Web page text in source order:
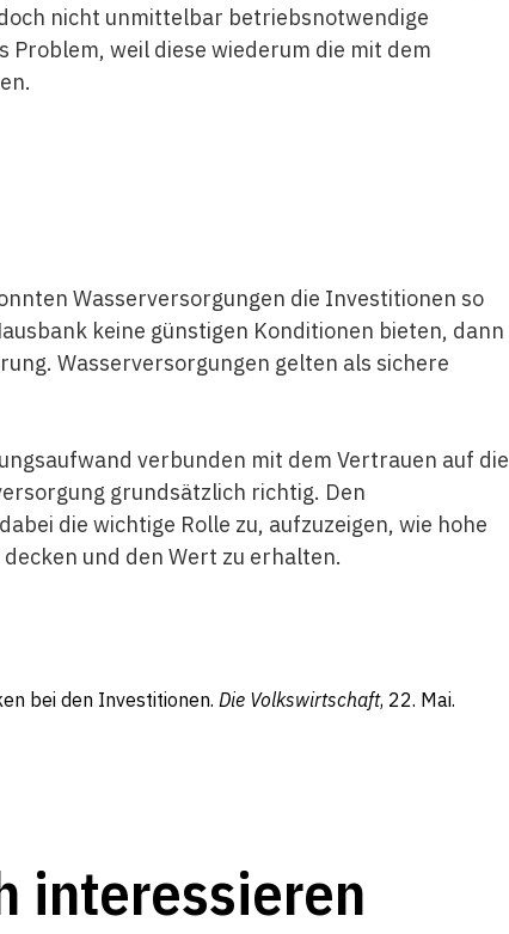
nicht unmittelbar betriebsnotwendige
weil diese wiederum die mit dem
Wasserversorgungen die Investitionen so
keine günstigen Konditionen bieten, dann
Wasserversorgungen gelten als sichere
verbunden mit dem Vertrauen auf die
grundsätzlich richtig. Den
die wichtige Rolle zu, aufzuzeigen, wie hohe
und den Wert zu erhalten.
bei den Investitionen.Die Volkswirtschaft, 22. Mai.
interessieren